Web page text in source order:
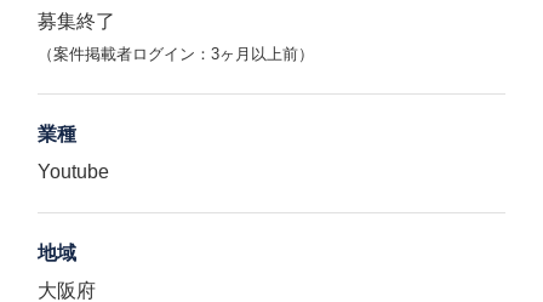
募集終了
（案件掲載者ログイン：3ヶ月以上前）
業種
Youtube
地域
大阪府